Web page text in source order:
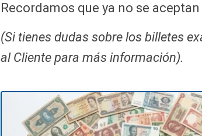
Recordamos que ya no se
(Si tienes dudas sobre los billetes
al Cliente para más información).